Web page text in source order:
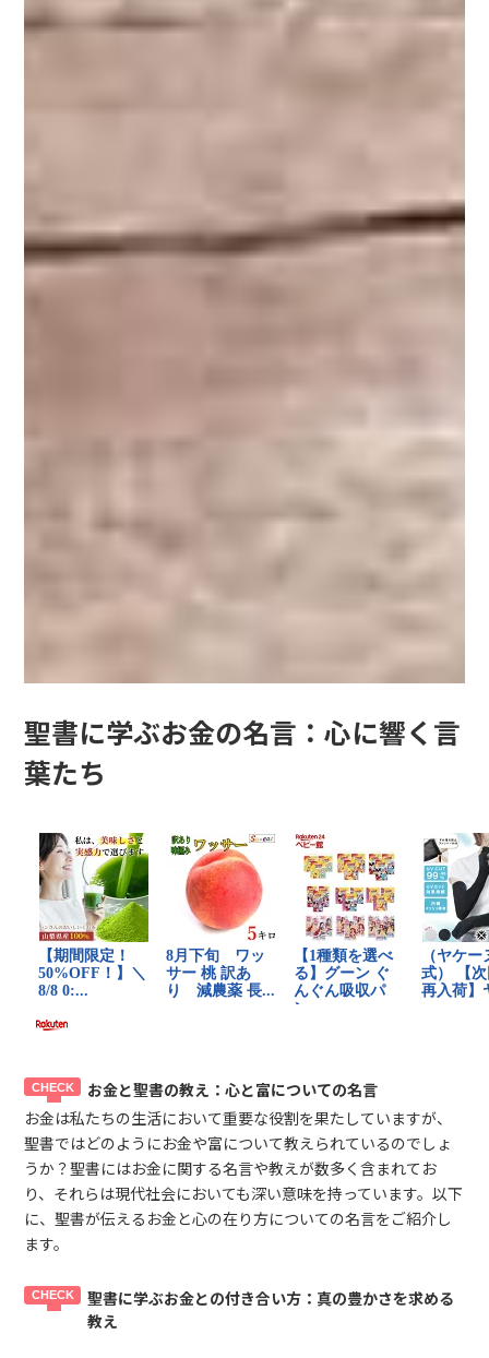
聖書に学ぶお金の名言：心に響く言
葉たち
お金と聖書の教え：心と富についての名言
お金は私たちの生活において重要な役割を果たしていますが、
聖書ではどのようにお金や富について教えられているのでしょ
うか？聖書にはお金に関する名言や教えが数多く含まれてお
り、それらは現代社会においても深い意味を持っています。以下
に、聖書が伝えるお金と心の在り方についての名言をご紹介し
ます。
聖書に学ぶお金との付き合い方：真の豊かさを求める
教え